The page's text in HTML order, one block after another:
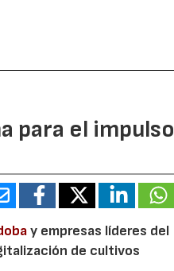
para el impulso
y empresas líderes del
de cultivos